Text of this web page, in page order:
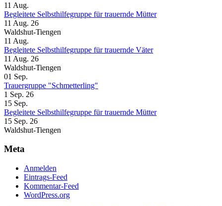
11 Aug.
Begleitete Selbsthilfegruppe für trauernde Mütter
11 Aug. 26
Waldshut-Tiengen
11 Aug.
Begleitete Selbsthilfegruppe für trauernde Väter
11 Aug. 26
Waldshut-Tiengen
01 Sep.
Trauergruppe "Schmetterling"
1 Sep. 26
15 Sep.
Begleitete Selbsthilfegruppe für trauernde Mütter
15 Sep. 26
Waldshut-Tiengen
Meta
Anmelden
Eintrags-Feed
Kommentar-Feed
WordPress.org